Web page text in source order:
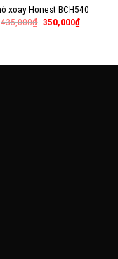
xoay Honest BCH540
435,000₫ 350,000₫